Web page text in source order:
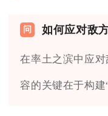
如何应对敌方
在率土之滨中应
容的关键在于构建